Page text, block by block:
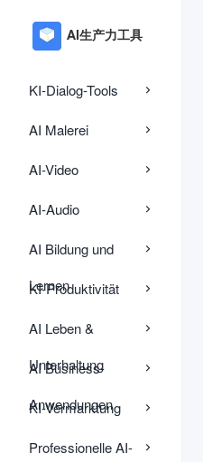
KI-Dialog-Tools
AI Malerei
AI-Video
AI-Audio
AI Bildung und
Lernen
KI-Produktivität
AI Leben &
Unterhaltung
AI Business-
Anwendungen
KI-Vermarktung
Professionelle AI-